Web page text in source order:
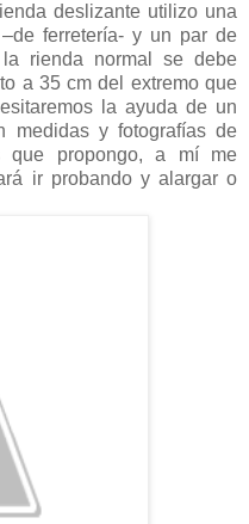
deslizante utilizo una
ferretería- y un par de
rienda normal se debe
a 35 cm del extremo que
la ayuda de un
medidas y fotografías de
que propongo, a mí me
ir probando y alargar o